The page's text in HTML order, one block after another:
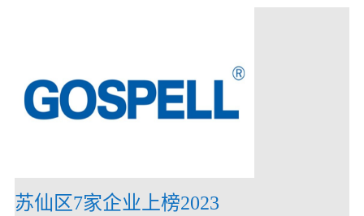
苏仙区7家企业上榜2023